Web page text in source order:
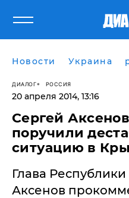
Новости Украина
ДИАЛОГ РОССИЯ
20 апреля 2014, 13:16
Сергей
поручили
ситуацию в
Глава
Аксенов